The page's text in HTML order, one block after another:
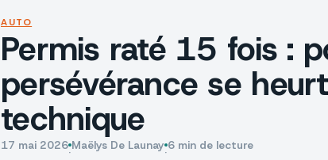
AUTO
Permis raté 15 fois :
persévérance se
technique
17 mai 2026·Maëlys De Launay·6 min de lecture